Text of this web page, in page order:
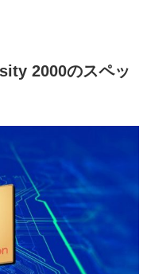
2000のスペッ